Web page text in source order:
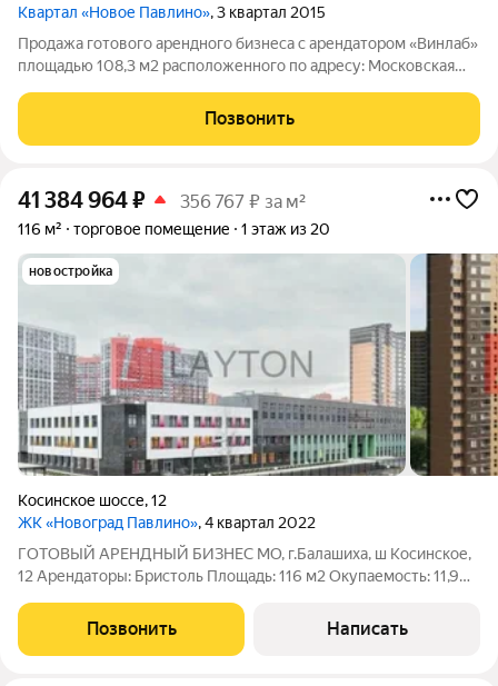
Квартал «Новое Павлино», 3 квартал 2015
Продажа готового арендного бизнеса с арендатором «Винлаб»
площадью 108,3 м2 расположенного по адресу: Московская
улица, 5 (12 минут транспортом от станции МЦД D4 Ольгино).
Помещение располагается
Позвонить
41 384 964₽ 356 767 ₽ за м²
116 м² торговое помещение 1 этаж из 20
новостройка
Косинское шоссе,12
ЖК «Новоград Павлино», 4 квартал 2022
ГОТОВЫЙ АРЕНДНЫЙ БИЗНЕС МО, г.Балашиха, ш Косинское,
12 Арендаторы: Бристоль Площадь: 116 м2 Окупаемость: 11,9
свободного назначения формата Street Retail с сетевым
арендатором в микрорайоне
Позвонить Написать